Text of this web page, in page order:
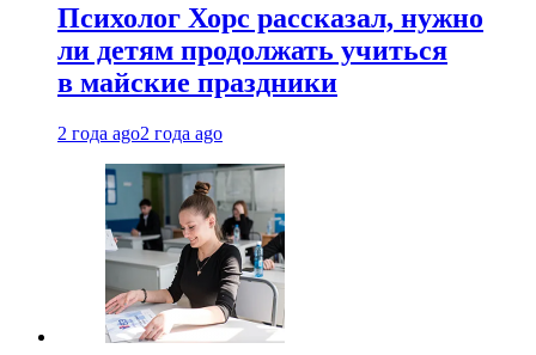
Психолог Хорс рассказал, нужно
ли детям продолжать учиться
в майские праздники
2 года ago2 года ago